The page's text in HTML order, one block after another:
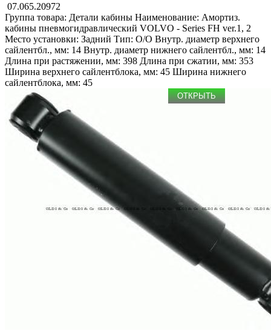
07.065.20972
Группа товара: Детали кабины Наименование: Амортиз.
кабины пневмогидравлический VOLVO - Series FH ver.1, 2
Место установки: Задний Тип: O/O Внутр. диаметр верхнего
сайлентбл., мм: 14 Внутр. диаметр нижнего сайлентбл., мм: 14
Длина при растяжении, мм: 398 Длина при сжатии, мм: 353
Ширина верхнего сайлентблока, мм: 45 Ширина нижнего
сайлентблока, мм: 45
ОТКРЫТЬ